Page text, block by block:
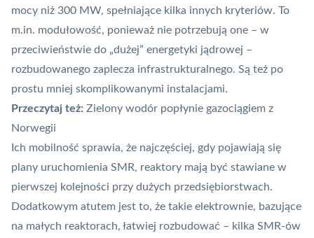
mocy niż 300 MW, spełniające kilka innych kryteriów. To
m.in. modułowość, ponieważ nie potrzebują one – w
przeciwieństwie do „dużej” energetyki jądrowej –
rozbudowanego zaplecza infrastrukturalnego. Są też po
prostu mniej skomplikowanymi instalacjami.
Przeczytaj też: Zielony wodór popłynie gazociągiem z
Norwegii
Ich mobilność sprawia, że najczęściej, gdy pojawiają się
plany uruchomienia SMR, reaktory mają być stawiane w
pierwszej kolejności przy dużych przedsiębiorstwach.
Dodatkowym atutem jest to, że takie elektrownie, bazujące
na małych reaktorach, łatwiej rozbudować – kilka SMR-ów